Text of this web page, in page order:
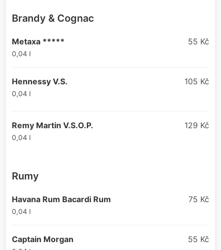
Brandy & Cognac
Metaxa ***** 55 Kč
0,04 l
Hennessy V.S. 105 Kč
0,04 l
Remy Martin V.S.O.P. 129 Kč
0,04 l
Rumy
Havana Rum Bacardi Rum 75 Kč
0,04 l
Captain Morgan 55 Kč